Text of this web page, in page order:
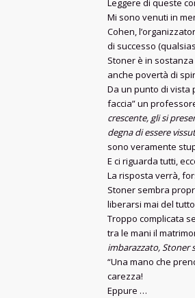
Leggere di queste
Mi sono venuti in
Cohen,
di successo
Stoner è in
anche povertà di
Da un punto di vista
faccia” un
crescente, gli si
degna di essere
sono veramente
E ci riguarda tutti,
La risposta verrà,
Stoner sembra
liberarsi mai del
Troppo complicata
tra le mani il
imbarazzato, Stoner
“Una mano che
carezza!
Eppure …